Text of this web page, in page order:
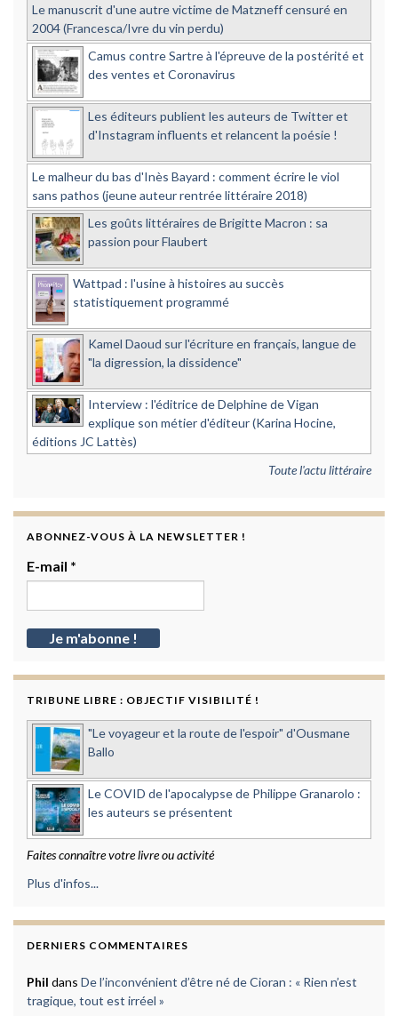
Le manuscrit d'une autre victime de Matzneff censuré en
2004 (Francesca/Ivre du vin perdu)
Camus contre Sartre à l'épreuve de la postérité et
des ventes et Coronavirus
Les éditeurs publient les auteurs de Twitter et
d'Instagram influents et relancent la poésie !
Le malheur du bas d'Inès Bayard : comment écrire le viol
sans pathos (jeune auteur rentrée littéraire 2018)
Les goûts littéraires de Brigitte Macron : sa
passion pour Flaubert
Wattpad : l'usine à histoires au succès
statistiquement programmé
Kamel Daoud sur l'écriture en français, langue de
"la digression, la dissidence"
Interview : l'éditrice de Delphine de Vigan
explique son métier d'éditeur (Karina Hocine,
éditions JC Lattès)
Toute l'actu littéraire
ABONNEZ-VOUS À LA NEWSLETTER !
E-mail *
TRIBUNE LIBRE : OBJECTIF VISIBILITÉ !
"Le voyageur et la route de l'espoir" d'Ousmane
Ballo
Le COVID de l'apocalypse de Philippe Granarolo :
les auteurs se présentent
Faites connaître votre livre ou activité
Plus d'infos...
DERNIERS COMMENTAIRES
Phil dans De l’inconvénient d’être né de Cioran : « Rien n’est
tragique, tout est irréel »